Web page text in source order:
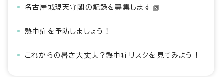
名古屋城現天守閣の記録を募集します
熱中症を予防しましょう！
これからの暑さ大丈夫？熱中症リスクを見てみよう！